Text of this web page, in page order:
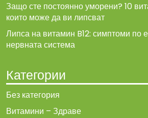
Защо сте постоянно уморени? 10
които може да ви липсват
Липса на витамин B12: симптоми по
нервната система
Категории
Без категория
Витамини – Здраве